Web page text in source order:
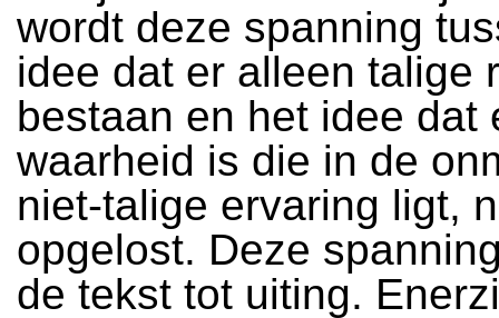
wordt deze spanning
idee dat er alleen talige
bestaan en het idee dat
waarheid is die in de
niet-talige ervaring ligt,
opgelost. Deze
de tekst tot uiting.